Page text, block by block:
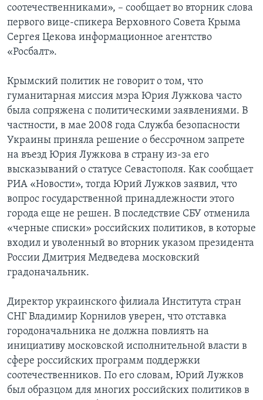
соотечественниками», – сообщает во вторник слова
первого вице-спикера Верховного Совета Крыма
Сергея Цекова информационное агентство
«Росбалт».
Крымский политик не говорит о том, что
гуманитарная миссия мэра Юрия Лужкова часто
была сопряжена с политическими заявлениями. В
частности, в мае 2008 года Служба безопасности
Украины приняла решение о бессрочном запрете
на въезд Юрия Лужкова в страну из-за его
высказываний о статусе Севастополя. Как сообщает
РИА «Новости», тогда Юрий Лужков заявил, что
вопрос государственной принадлежности этого
города еще не решен. В последствие СБУ отменила
«черные списки» российских политиков, в которые
входил и уволенный во вторник указом президента
России Дмитрия Медведева московский
градоначальник.
Директор украинского филиала Института стран
СНГ Владимир Корнилов уверен, что отставка
городоначальника не должна повлиять на
инициативу московской исполнительной власти в
сфере российских программ поддержки
соотечественников. По его словам, Юрий Лужков
был образцом для многих российских политиков в